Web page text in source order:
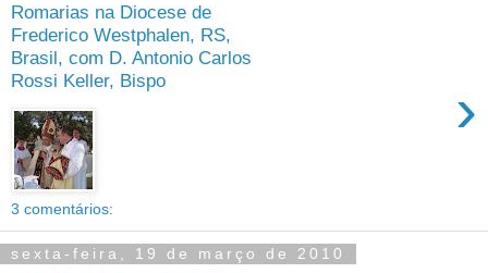
Romarias na Diocese de
Frederico Westphalen, RS,
Brasil, com D. Antonio Carlos
Rossi Keller, Bispo
›
3 comentários:
sexta-feira, 19 de março de 2010